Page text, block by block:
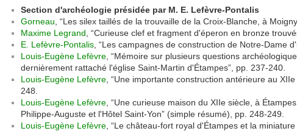
Section d'archéologie présidée par M. E. Lefèvre-Pontalis
Gorneau , “Les silex taillés de la trouvaille de la Croix-Blanche, à
Maxime Legrand , “Curieuse clef et fragment d'éperon en bronze
E. Lefèvre-Pontalis , “Les campagnes de construction de Notre-Dame
Louis-Eugène Lefèvre , “Mémoire sur plusieurs questions
dernièrement rattaché l'église Saint-Martin d'Étampes”, pp. 237-240.
Louis-Eugène Lefèvre , “Une importante construction antérieure au
248.
Louis-Eugène Lefèvre , “Une curieuse maison du XIIe siècle, à
Philippe-Auguste et l'Hôtel Saint-Yon” (simple résumé), pp. 248-249.
Louis-Eugène Lefèvre , “Le château-fort royal d'Étampes et la